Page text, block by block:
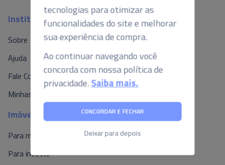
funcionalidades do site e melhorar
sua experiência de compra.
Ao continuar navegando você
concorda com nossa política de
privacidade.Saiba mais.
Deixar para depois
Institucional
Sobre
Ajuda
Fale Conosco
Minhas Propostas
Imóveis
Para morar
Para investir